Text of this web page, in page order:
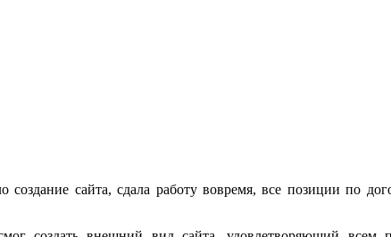
сайта, сдала работу вовремя, все позиции по